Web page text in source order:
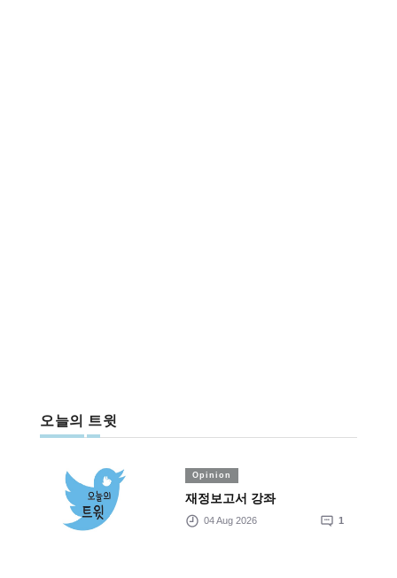
오늘의 트윗
Opinion
재정보고서 강좌
04 Aug 2026 1